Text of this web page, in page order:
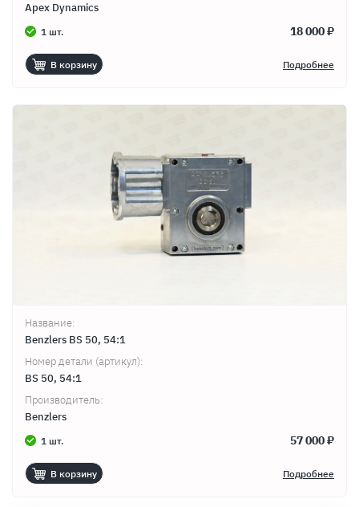
Apex Dynamics
1 шт. 18 000 ₽
В корзину Подробнее
Название:
Benzlers BS 50, 54:1
Номер детали (артикул):
BS 50, 54:1
Производитель:
Benzlers
1 шт. 57 000 ₽
В корзину Подробнее